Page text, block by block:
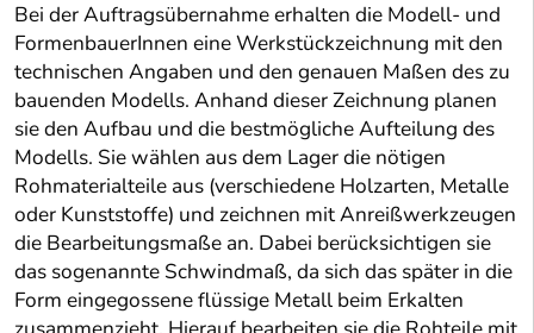
Bei der Auftragsübernahme erhalten die Modell- und
FormenbauerInnen eine Werkstückzeichnung mit den
technischen Angaben und den genauen Maßen des zu
bauenden Modells. Anhand dieser Zeichnung planen
sie den Aufbau und die bestmögliche Aufteilung des
Modells. Sie wählen aus dem Lager die nötigen
Rohmaterialteile aus (verschiedene Holzarten, Metalle
oder Kunststoffe) und zeichnen mit Anreißwerkzeugen
die Bearbeitungsmaße an. Dabei berücksichtigen sie
das sogenannte Schwindmaß, da sich das später in die
Form eingegossene flüssige Metall beim Erkalten